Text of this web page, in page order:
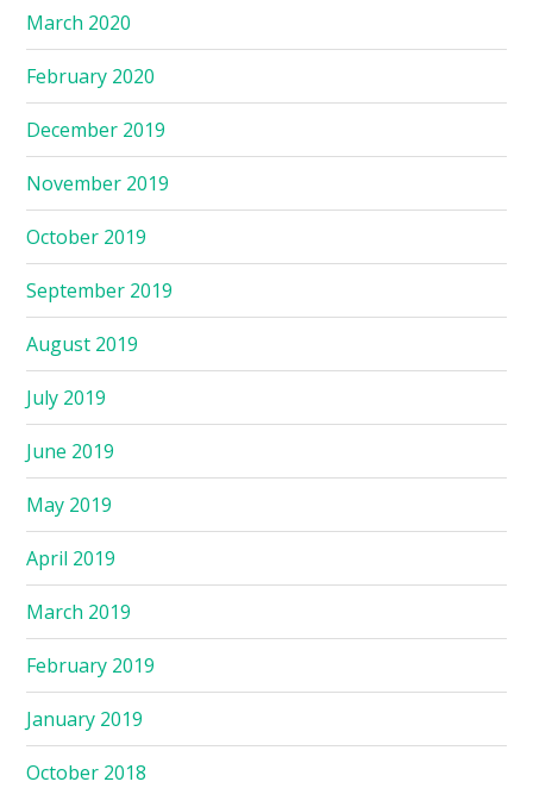
March 2020
February 2020
December 2019
November 2019
October 2019
September 2019
August 2019
July 2019
June 2019
May 2019
April 2019
March 2019
February 2019
January 2019
October 2018